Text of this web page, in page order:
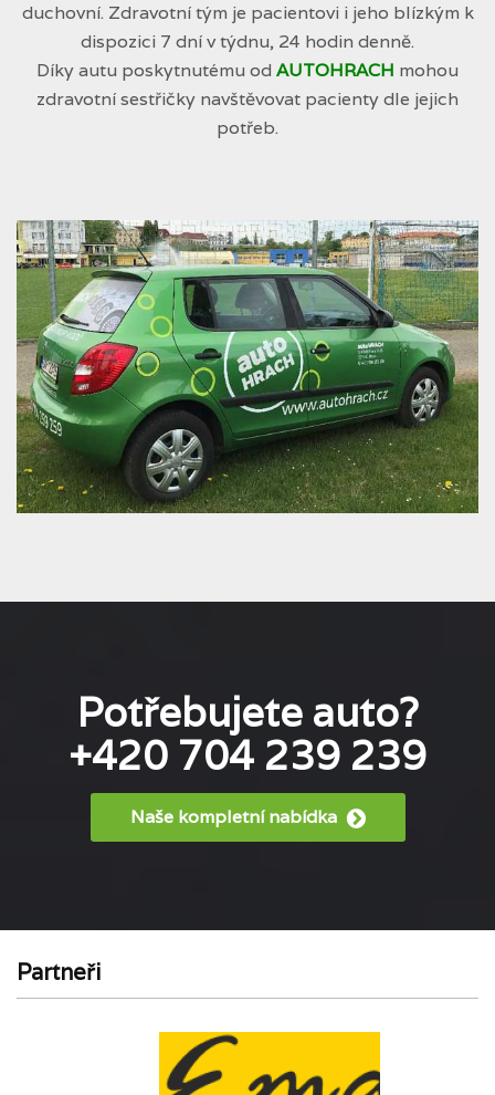
duchovní. Zdravotní tým je pacientovi i jeho blízkým k
dispozici 7 dní v týdnu, 24 hodin denně.
Díky autu poskytnutému od AUTOHRACH mohou
zdravotní sestřičky navštěvovat pacienty dle jejich
potřeb.
Potřebujete auto?
+420 704 239 239
Naše kompletní nabídka
Partneři